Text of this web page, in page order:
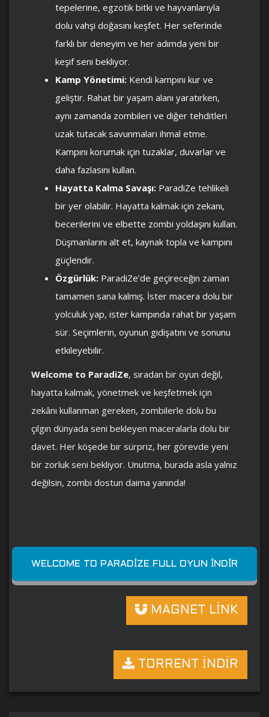
tepelerine, egzotik bitki ve hayvanlarıyla
dolu vahşi doğasını keşfet. Her seferinde
farklı bir deneyim ve her adımda yeni bir
keşif seni bekliyor.
Kamp Yönetimi: Kendi kampını kur ve
geliştir. Rahat bir yaşam alanı yaratırken,
aynı zamanda zombileri ve diğer tehditleri
uzak tutacak savunmaları ihmal etme.
Kampını korumak için tuzaklar, duvarlar ve
daha fazlasını kullan.
Hayatta Kalma Savaşı: ParadiZe tehlikeli
bir yer olabilir. Hayatta kalmak için zekanı,
becerilerini ve elbette zombi yoldaşını kullan.
Düşmanlarını alt et, kaynak topla ve kampını
güçlendir.
Özgürlük: ParadiZe’de geçireceğin zaman
tamamen sana kalmış. İster macera dolu bir
yolculuk yap, ister kampında rahat bir yaşam
sür. Seçimlerin, oyunun gidişatını ve sonunu
etkileyebilir.
Welcome to ParadiZe, sıradan bir oyun değil,
hayatta kalmak, yönetmek ve keşfetmek için
zekânı kullanman gereken, zombilerle dolu bu
çılgın dünyada seni bekleyen maceralarla dolu bir
davet. Her köşede bir sürpriz, her görevde yeni
bir zorluk seni bekliyor. Unutma, burada asla yalnız
değilsin, zombi dostun daima yanında!
WELCOME TO PARADIZE FULL OYUN İNDIR
MAGNET LİNK
TORRENT İNDİR